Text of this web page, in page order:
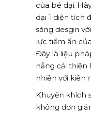
của bé dại.
dại 1 diện tích
sáng desgin
lực tiềm ẩn
Đây là liệu
nẵng cải thiện
nhiên với kiên
Khuyến khích
không đơn